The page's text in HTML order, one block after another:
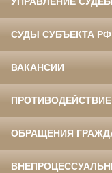
СУДЫ СУБЪЕКТА РФ
ВАКАНСИИ
ОБРАЩЕНИЯ